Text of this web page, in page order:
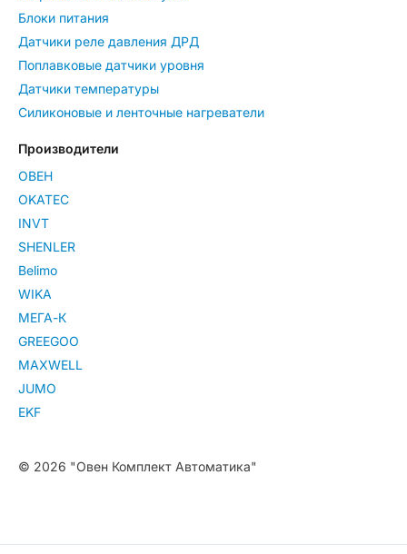
Блоки питания
Датчики реле давления ДРД
Поплавковые датчики уровня
Датчики температуры
Силиконовые и ленточные нагреватели
Производители
ОВЕН
OKATEC
INVT
SHENLER
Belimo
WIKA
МЕГА-К
GREEGOO
MAXWELL
JUMO
EKF
© 2026 "Овен Комплект Автоматика"